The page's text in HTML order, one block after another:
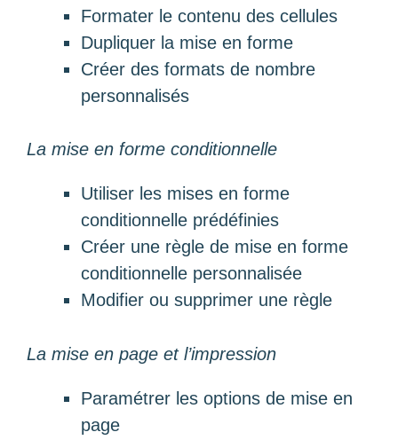
Formater le contenu des cellules
Dupliquer la mise en forme
Créer des formats de nombre
personnalisés
La mise en forme conditionnelle
Utiliser les mises en forme
conditionnelle prédéfinies
Créer une règle de mise en forme
conditionnelle personnalisée
Modifier ou supprimer une règle
La mise en page et l’impression
Paramétrer les options de mise en
page